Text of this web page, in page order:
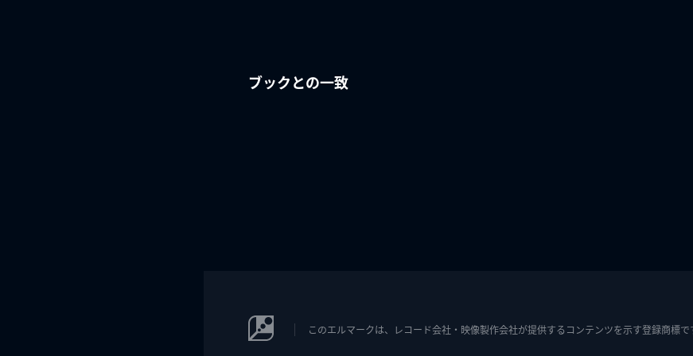
ブックとの一致
このエルマークは、レコード会社・映像製作会社が提供するコンテンツを示す登録商標で